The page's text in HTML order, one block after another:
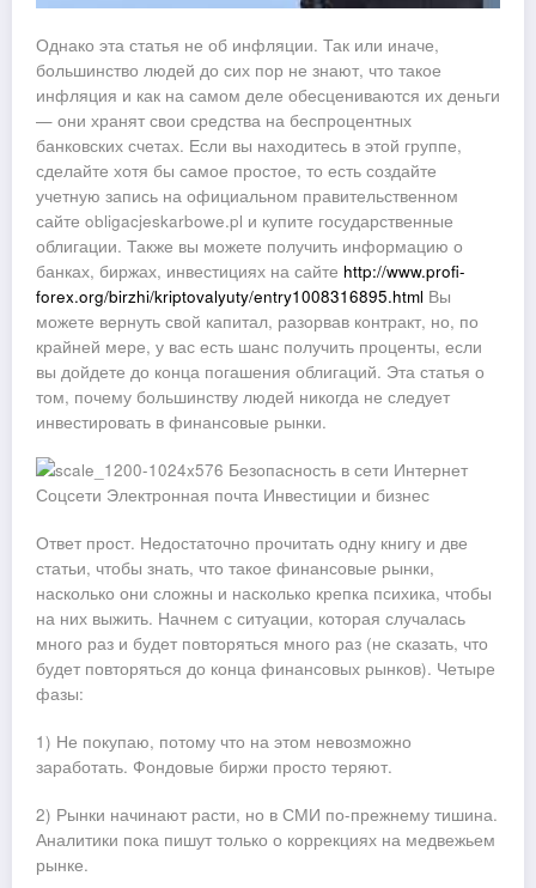
Однако эта статья не об инфляции. Так или иначе,
большинство людей до сих пор не знают, что такое
инфляция и как на самом деле обесцениваются их деньги
— они хранят свои средства на беспроцентных
банковских счетах. Если вы находитесь в этой группе,
сделайте хотя бы самое простое, то есть создайте
учетную запись на официальном правительственном
сайте obligacjeskarbowe.pl и купите государственные
облигации. Также вы можете получить информацию о
банках, биржах, инвестициях на сайте http://www.profi-
forex.org/birzhi/kriptovalyuty/entry1008316895.html Вы
можете вернуть свой капитал, разорвав контракт, но, по
крайней мере, у вас есть шанс получить проценты, если
вы дойдете до конца погашения облигаций. Эта статья о
том, почему большинству людей никогда не следует
инвестировать в финансовые рынки.
Ответ прост. Недостаточно прочитать одну книгу и две
статьи, чтобы знать, что такое финансовые рынки,
насколько они сложны и насколько крепка психика, чтобы
на них выжить. Начнем с ситуации, которая случалась
много раз и будет повторяться много раз (не сказать, что
будет повторяться до конца финансовых рынков). Четыре
фазы:
1) Не покупаю, потому что на этом невозможно
заработать. Фондовые биржи просто теряют.
2) Рынки начинают расти, но в СМИ по-прежнему тишина.
Аналитики пока пишут только о коррекциях на медвежьем
рынке.